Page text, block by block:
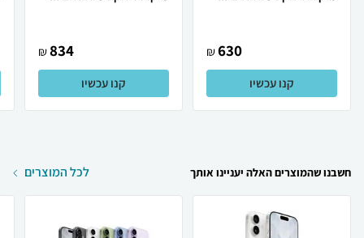
630
₪
קנו עכשיו
834
₪
קנו עכשיו
חשבנו שהמוצרים האלה יעניינו אותך לכל המוצרים